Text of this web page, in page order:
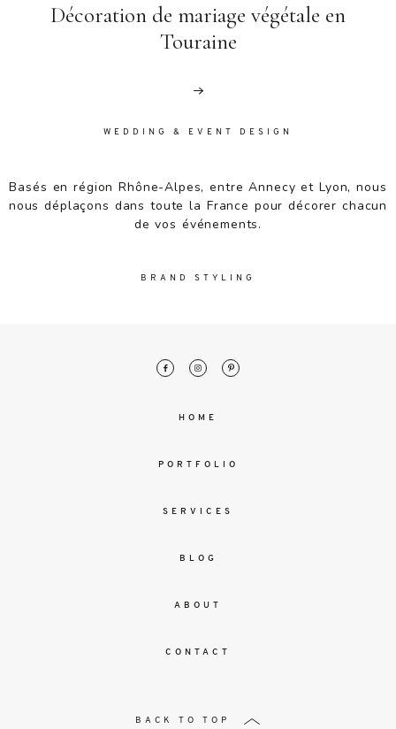
Décoration de mariage végétale en
Touraine
HOME
PORTFOLIO
SERVICES
BLOG
ABOUT
CONTACT
BACK TO TOP
WEDDING & EVENT DESIGN
Basés en région Rhône-Alpes, entre Annecy et Lyon, nous
nous déplaçons dans toute la France pour décorer chacun
de vos événements.
BRAND STYLING